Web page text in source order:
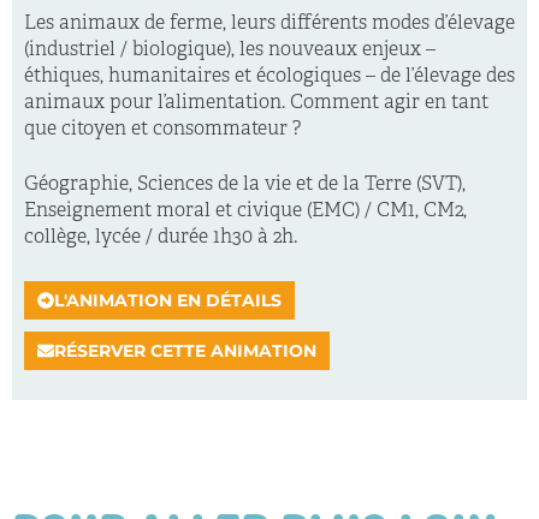
Les animaux de ferme, leurs différents modes d’élevage
(industriel / biologique), les nouveaux enjeux –
éthiques, humanitaires et écologiques – de l’élevage des
animaux pour l’alimentation. Comment agir en tant
que citoyen et consommateur ?
Géographie, Sciences de la vie et de la Terre (SVT),
Enseignement moral et civique (EMC) / CM1, CM2,
collège, lycée / durée 1h30 à 2h.
L'ANIMATION EN DÉTAILS
RÉSERVER CETTE ANIMATION